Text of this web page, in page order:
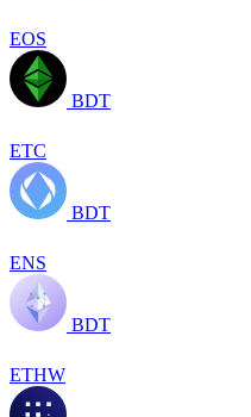
EOS
BDT
ETC
BDT
ENS
BDT
ETHW